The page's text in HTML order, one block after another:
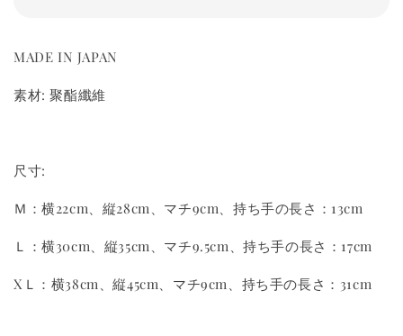
MADE IN JAPAN
素材: 聚酯纖維
尺寸:
Ｍ：横22cm、縦28cm、マチ9cm、持ち手の長さ：13cm
Ｌ：横30cm、縦35cm、マチ9.5cm、持ち手の長さ：17cm
XＬ：横38cm、縦45cm、マチ9cm、持ち手の長さ：31cm